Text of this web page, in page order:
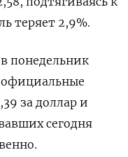
теряет 2,9%.
понедельник
официальные
за доллар и
сегодня